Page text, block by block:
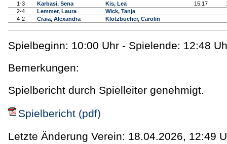
1-3
Karbasi, Sena Kis, Lea 15:17
2-4
Lemmer, Laura
Wick, Tanja
4-2
Craia, Alexandra Klotzbücher, Carolin
Spielbeginn: 10:00 Uhr - Spielende: 12:48
Bemerkungen:
Spielbericht durch Spielleiter genehmigt.
Spielbericht (pdf)
Letzte Änderung Verein: 18.04.2026, 12:49